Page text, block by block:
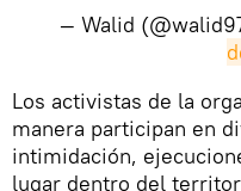
— Walid
Los activistas de la
manera participan en
intimidación,
lugar dentro del